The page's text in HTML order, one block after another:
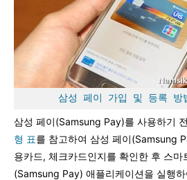
삼성 페이 가입 및 등록 방
삼성 페이(Samsung Pay)를 사용하기 전
형 표를 참고하여 삼성 페이(Samsung
용카드, 체크카드인지를 확인한 후 스마
(Samsung Pay) 애플리케이션을 실행